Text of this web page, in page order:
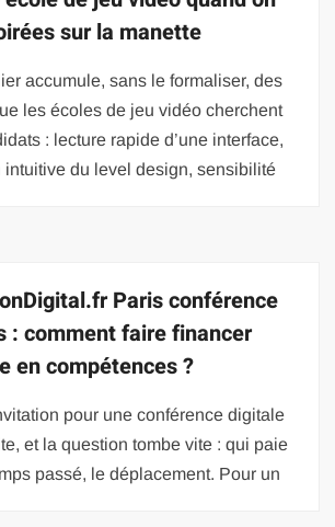
sur la manette
accumule, sans le formaliser, des
les écoles de jeu vidéo cherchent
: lecture rapide d’une interface,
intuitive du level design, sensibilité
Paris conférence
: comment faire financer
en compétences ?
pour une conférence digitale
et la question tombe vite : qui paie
passé, le déplacement. Pour un